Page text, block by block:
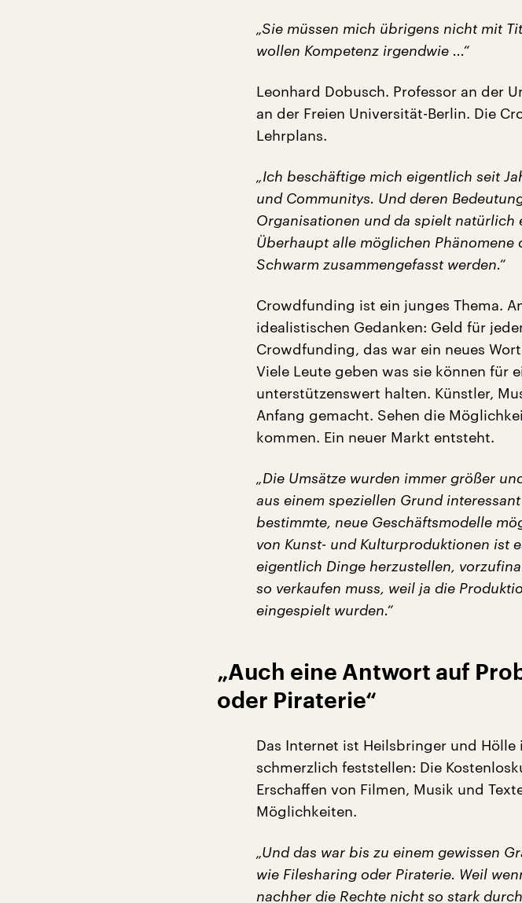
„Sie müssen mich übrigens nicht mit
wollen Kompetenz irgendwie ...“
Leonhard Dobusch. Professor an der
an der Freien Universität-Berlin. Die
Lehrplans.
„Ich beschäftige mich eigentlich seit
und Communitys. Und deren
Organisationen und da spielt natürlich
Überhaupt alle möglichen Phänomene
Schwarm zusammengefasst werden.“
Crowdfunding ist ein junges Thema.
idealistischen Gedanken: Geld für
Crowdfunding, das war ein neues
Viele Leute geben was sie können für
unterstützenswert halten. Künstler,
Anfang gemacht. Sehen die
kommen. Ein neuer Markt entsteht.
„Die Umsätze wurden immer größer
aus einem speziellen Grund
bestimmte, neue Geschäftsmodelle
von Kunst- und Kulturproduktionen ist
eigentlich Dinge herzustellen,
so verkaufen muss, weil ja die
eingespielt wurden.“
„Auch eine Antwort auf
oder Piraterie“
Das Internet ist Heilsbringer und Hölle
schmerzlich feststellen: Die
Erschaffen von Filmen, Musik und
Möglichkeiten.
„Und das war bis zu einem gewissen
wie Filesharing oder Piraterie. Weil
nachher die Rechte nicht so stark